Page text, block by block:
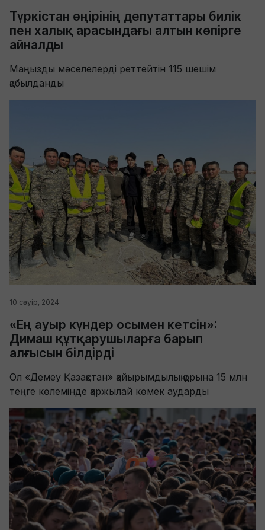
Түркістан өңірінің депутаттары билік
пен халық арасындағы алтын көпірге
айналды
Маңызды мәселелерді реттейтін 115 шешім
қабылданды
10 сәуір, 2024
«Ең ауыр күндер осымен кетсін»:
Димаш құтқарушыларға барып
алғысын білдірді
Ол «Демеу Қазақстан» қайырымдылық қорына 15 млн
теңге көлемінде қаржылай көмек аударды